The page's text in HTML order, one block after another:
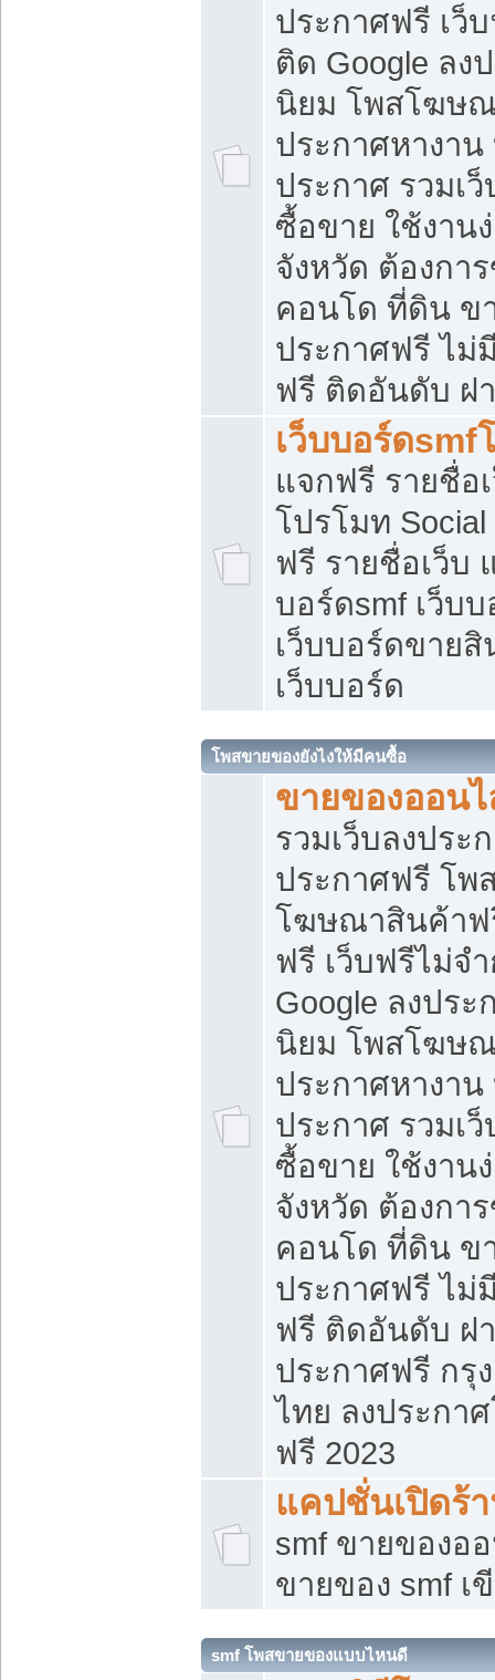
ประกาศฟรี เว็
ติด Google ลง
นิยม โพสโฆษ
ประกาศหางาน
ประกาศ รวมเ
ซื้อขาย ใช้งาน
จังหวัด ต้องกา
คอนโด ที่ดิน ข
ประกาศฟรี ไม่
ฟรี ติดอันดับ ฝ
เว็บบอร์ดsmf
แจกฟรี รายชื่อ
โปรโมท
ฟรี รายชื่อเว็บ
บอร์ดsmf เว็บ
เว็บบอร์ดขาย
เว็บบอร์ด
โพสขายของยังไงให้มีคนซื้อ
ขายของออน
รวมเว็บลงประ
ประกาศฟรี โพ
โฆษณาสินค้าฟ
ฟรี เว็บฟรีไม่จ
Google ลงปร
นิยม โพสโฆษ
ประกาศหางาน
ประกาศ รวมเ
ซื้อขาย ใช้งาน
จังหวัด ต้องกา
คอนโด ที่ดิน ข
ประกาศฟรี ไม่
ฟรี ติดอันดับ ฝ
ประกาศฟรี กรุ
ไทย ลงประกา
ฟรี 2023
แคปชั่นเปิดร้
smf ขายของอ
ขายของ smf เ
smf โพสขายของแบบไหนดี